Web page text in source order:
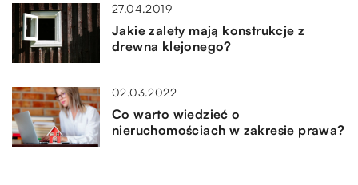
27.04.2019
Jakie zalety mają konstrukcje z
drewna klejonego?
02.03.2022
Co warto wiedzieć o
nieruchomościach w zakresie prawa?